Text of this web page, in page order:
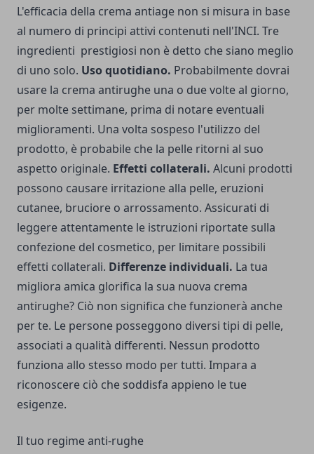
L'efficacia della crema antiage non si misura in base
al numero di principi attivi contenuti nell'INCI. Tre
ingredienti prestigiosi non è detto che siano meglio
di uno solo. Uso quotidiano. Probabilmente dovrai
usare la crema antirughe una o due volte al giorno,
per molte settimane, prima di notare eventuali
miglioramenti. Una volta sospeso l'utilizzo del
prodotto, è probabile che la pelle ritorni al suo
aspetto originale. Effetti collaterali. Alcuni prodotti
possono causare irritazione alla pelle, eruzioni
cutanee, bruciore o arrossamento. Assicurati di
leggere attentamente le istruzioni riportate sulla
confezione del cosmetico, per limitare possibili
effetti collaterali. Differenze individuali. La tua
migliora amica glorifica la sua nuova crema
antirughe? Ciò non significa che funzionerà anche
per te. Le persone posseggono diversi tipi di pelle,
associati a qualità differenti. Nessun prodotto
funziona allo stesso modo per tutti. Impara a
riconoscere ciò che soddisfa appieno le tue
esigenze.
Il tuo regime anti-rughe